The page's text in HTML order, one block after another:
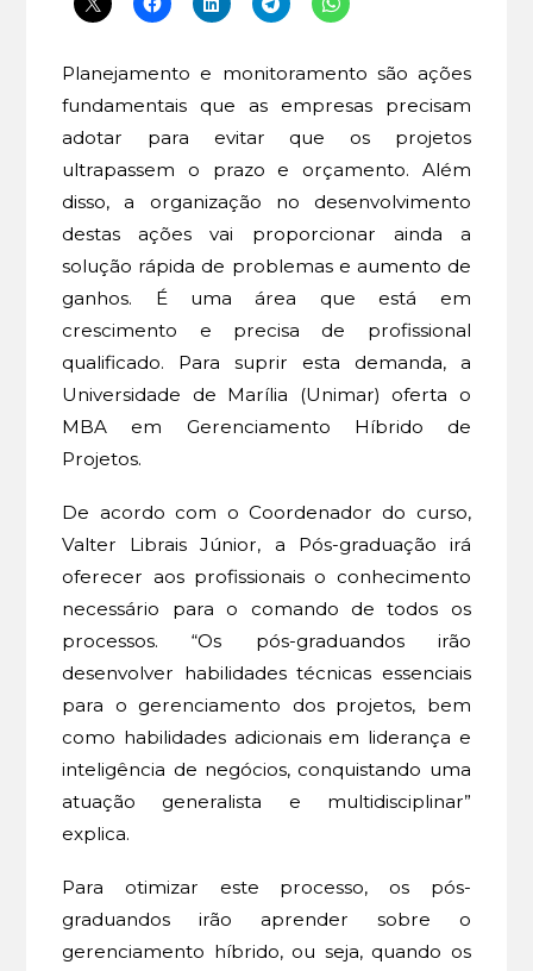
Planejamento e monitoramento são ações
fundamentais que as empresas precisam
adotar para evitar que os projetos
ultrapassem o prazo e orçamento. Além
disso, a organização no desenvolvimento
destas ações vai proporcionar ainda a
solução rápida de problemas e aumento de
ganhos. É uma área que está em
crescimento e precisa de profissional
qualificado. Para suprir esta demanda, a
Universidade de Marília (Unimar) oferta o
MBA em Gerenciamento Híbrido de
Projetos.
De acordo com o Coordenador do curso,
Valter Librais Júnior, a Pós-graduação irá
oferecer aos profissionais o conhecimento
necessário para o comando de todos os
processos. “Os pós-graduandos irão
desenvolver habilidades técnicas essenciais
para o gerenciamento dos projetos, bem
como habilidades adicionais em liderança e
inteligência de negócios, conquistando uma
atuação generalista e multidisciplinar”
explica.
Para otimizar este processo, os pós-
graduandos irão aprender sobre o
gerenciamento híbrido, ou seja, quando os